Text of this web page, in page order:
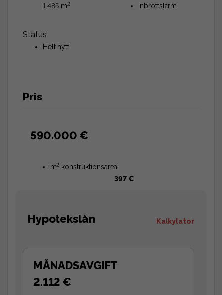
1.486 m2
Status
Helt nytt
Inbrottslarm
Pris
590.000 €
m2 konstruktionsarea:
397 €
Hypotekslån Kalkylator
MÅNADSAVGIFT
2.112 €